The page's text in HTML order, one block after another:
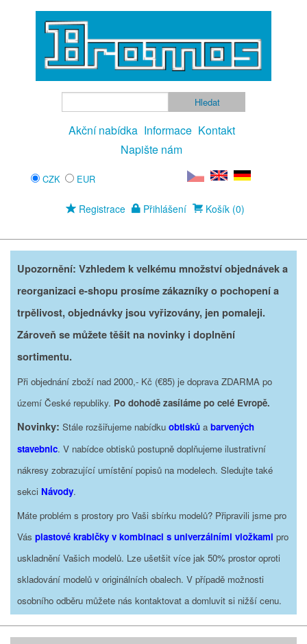
Akční nabídka Informace Kontakt
Napište nám
CZK EUR
Registrace Přihlášení Košík (0)
Upozornění: Vzhledem k velkému množství objednávek a
reorganizaci e-shopu prosíme zákazníky o pochopení a
trpělivost, objednávky jsou vyřizovány, jen pomaleji.
Zároveň se můžete těšit na novinky i doplnění
sortimentu.
Při objednání zboží nad 2000,- Kč (€85) je doprava ZDARMA po
území České republiky. Po dohodě zasíláme po celé Evropě.
Novinky: Stále rozšiřujeme nabídku obtisků a barvených
stavebnic. V nabídce obtisků postupně doplňujeme ilustrativní
nákresy zobrazující umístění popisů na modelech. Sledujte také
sekci Návody.
Máte problém s prostory pro Vaši sbírku modelů? Připravili jsme pro
Vás plastové krabičky v kombinaci s univerzálními vložkami pro
uskladnění Vašich modelů. Lze ušetšit více jak 50% prostor oproti
skladování modelů v originálních obalech. V případě možnosti
osobního odběru můžete nás kontaktovat a domluvit si nižší cenu.